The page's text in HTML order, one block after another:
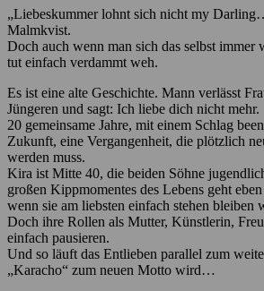
„Liebeskummer lohnt sich nicht my
Malmkvist.
Doch auch wenn man sich das selbst immer
tut einfach verdammt weh.
Es ist eine alte Geschichte. Mann verlässt
Jüngeren und sagt: Ich liebe dich nicht mehr.
20 gemeinsame Jahre, mit einem Schlag
Zukunft, eine Vergangenheit, die plötzlich
werden muss.
Kira ist Mitte 40, die beiden Söhne
großen Kippmomentes des Lebens geht
wenn sie am liebsten einfach stehen bleiben
Doch ihre Rollen als Mutter, Künstlerin,
einfach pausieren.
Und so läuft das Entlieben parallel zum
„Karacho“ zum neuen Motto wird…